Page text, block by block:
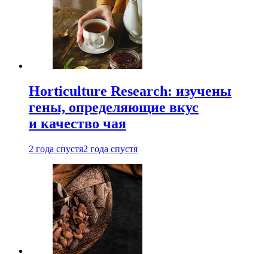
Horticulture Research: изучены
гены, определяющие вкус
и качество чая
2 года спустя2 года спустя